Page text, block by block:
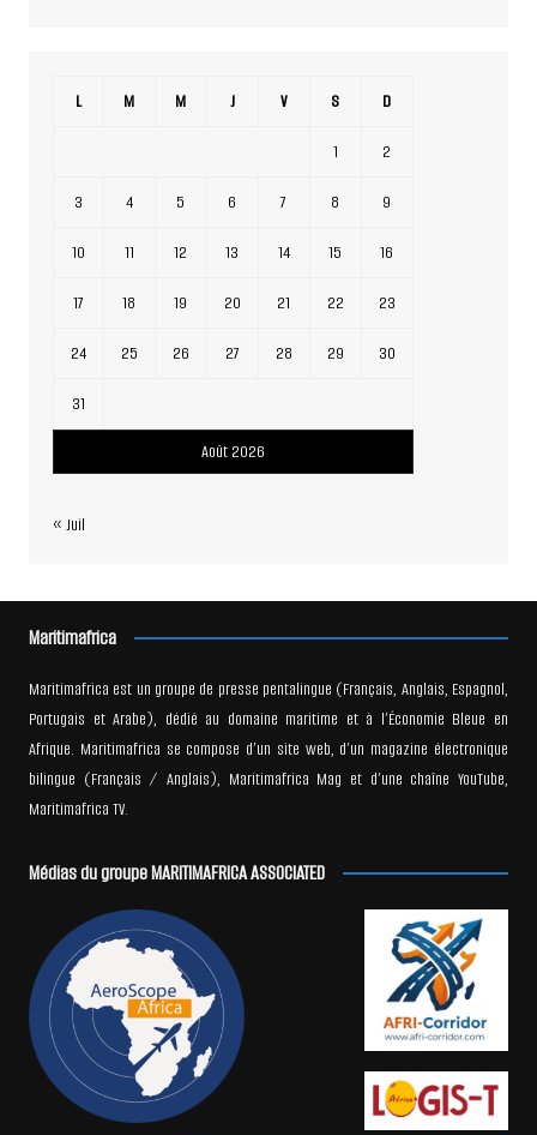
Août 2026
L M M J V S D
1 2
3 4 5 6 7 8 9
10 11 12 13 14 15 16
17 18 19 20 21 22 23
24 25 26 27 28 29 30
31
« Juil
Maritimafrica
Maritimafrica est un groupe de presse pentalingue (Français, Anglais, Espagnol,
Portugais et Arabe), dédié au domaine maritime et à l’Économie Bleue en
Afrique. Maritimafrica se compose d’un site web, d’un magazine électronique
bilingue (Français / Anglais), Maritimafrica Mag et d’une chaîne YouTube,
Maritimafrica TV.
Médias du groupe MARITIMAFRICA ASSOCIATED